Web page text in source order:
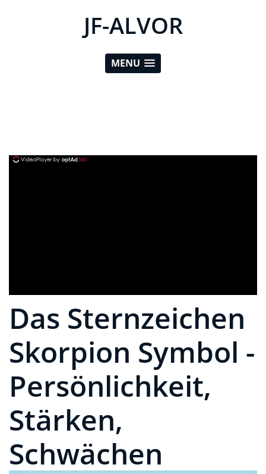
JF-ALVOR
MENU
Das Sternzeichen
Skorpion Symbol -
Persönlichkeit,
Stärken,
Schwächen